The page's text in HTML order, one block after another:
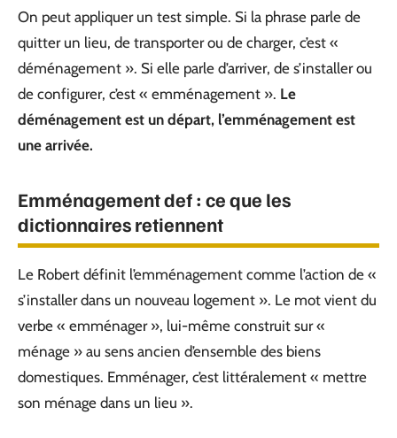
On peut appliquer un test simple. Si la phrase parle de
quitter un lieu, de transporter ou de charger, c’est «
déménagement ». Si elle parle d’arriver, de s’installer ou
de configurer, c’est « emménagement ». Le
déménagement est un départ, l’emménagement est
une arrivée.
Emménagement def : ce que les
dictionnaires retiennent
Le Robert définit l’emménagement comme l’action de «
s’installer dans un nouveau logement ». Le mot vient du
verbe « emménager », lui-même construit sur «
ménage » au sens ancien d’ensemble des biens
domestiques. Emménager, c’est littéralement « mettre
son ménage dans un lieu ».